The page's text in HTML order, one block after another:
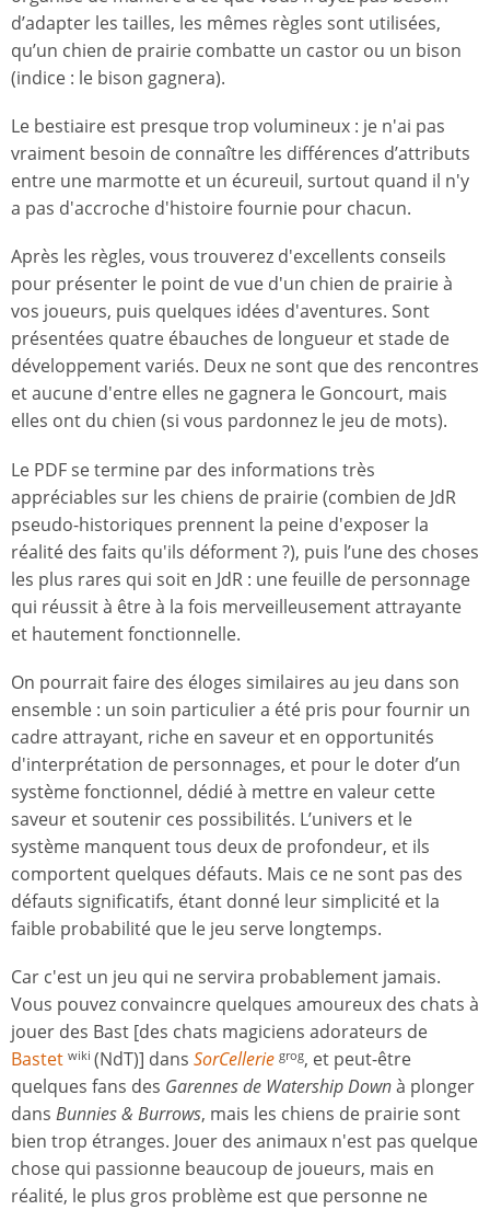
d’adapter les tailles, les mêmes règles sont utilisées,
qu’un chien de prairie combatte un castor ou un bison
(indice : le bison gagnera).
Le bestiaire est presque trop volumineux : je n'ai pas
vraiment besoin de connaître les différences d’attributs
entre une marmotte et un écureuil, surtout quand il n'y
a pas d'accroche d'histoire fournie pour chacun.
Après les règles, vous trouverez d'excellents conseils
pour présenter le point de vue d'un chien de prairie à
vos joueurs, puis quelques idées d'aventures. Sont
présentées quatre ébauches de longueur et stade de
développement variés. Deux ne sont que des rencontres
et aucune d'entre elles ne gagnera le Goncourt, mais
elles ont du chien (si vous pardonnez le jeu de mots).
Le PDF se termine par des informations très
appréciables sur les chiens de prairie (combien de JdR
pseudo-historiques prennent la peine d'exposer la
réalité des faits qu'ils déforment ?), puis l’une des choses
les plus rares qui soit en JdR : une feuille de personnage
qui réussit à être à la fois merveilleusement attrayante
et hautement fonctionnelle.
On pourrait faire des éloges similaires au jeu dans son
ensemble : un soin particulier a été pris pour fournir un
cadre attrayant, riche en saveur et en opportunités
d'interprétation de personnages, et pour le doter d’un
système fonctionnel, dédié à mettre en valeur cette
saveur et soutenir ces possibilités. L’univers et le
système manquent tous deux de profondeur, et ils
comportent quelques défauts. Mais ce ne sont pas des
défauts significatifs, étant donné leur simplicité et la
faible probabilité que le jeu serve longtemps.
Car c'est un jeu qui ne servira probablement jamais.
Vous pouvez convaincre quelques amoureux des chats à
jouer des Bast [des chats magiciens adorateurs de
Bastet wiki (NdT)] dans SorCellerie grog, et peut-être
quelques fans des Garennes de Watership Downà plonger
dans Bunnies & Burrows, mais les chiens de prairie sont
bien trop étranges. Jouer des animaux n'est pas quelque
chose qui passionne beaucoup de joueurs, mais en
réalité, le plus gros problème est que personne ne